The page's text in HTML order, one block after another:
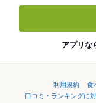
アプリな
利用規約 食
口コミ・ランキングに